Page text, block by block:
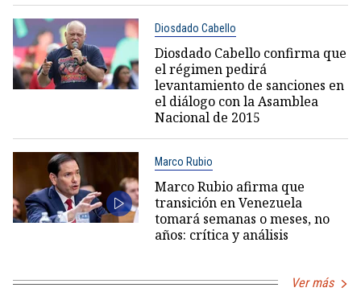
Diosdado Cabello
Diosdado Cabello confirma que
el régimen pedirá
levantamiento de sanciones en
el diálogo con la Asamblea
Nacional de 2015
Marco Rubio
Marco Rubio afirma que
transición en Venezuela
tomará semanas o meses, no
años: crítica y análisis
Ver más